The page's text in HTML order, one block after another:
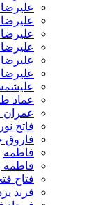
علیرضا
عماد
عمران
فاتح
فاروق
فاطمه
فاطمه
فتاح
فربد